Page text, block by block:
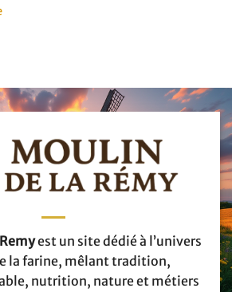
est un site dédié à l’univers
la farine, mêlant tradition,
nutrition, nature et métiers